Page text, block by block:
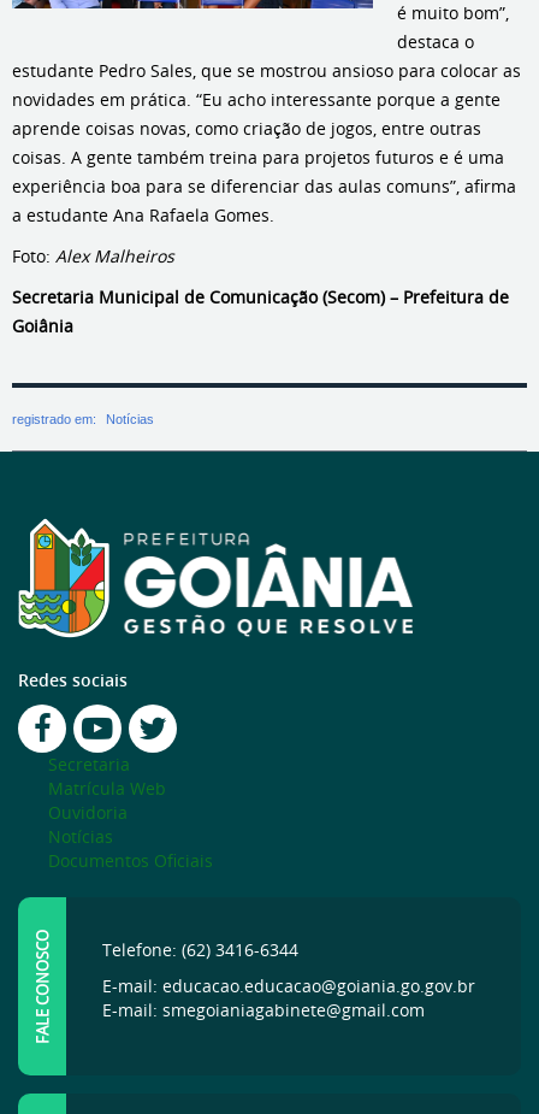
é muito bom”,
destaca o
estudante Pedro Sales, que se mostrou ansioso para colocar as
novidades em prática. “Eu acho interessante porque a gente
aprende coisas novas, como criação de jogos, entre outras
coisas. A gente também treina para projetos futuros e é uma
experiência boa para se diferenciar das aulas comuns”, afirma
a estudante Ana Rafaela Gomes.
Foto: Alex Malheiros
Secretaria Municipal de Comunicação (Secom) – Prefeitura de
Goiânia
registrado em: Notícias
Redes sociais
Secretaria
Matrícula Web
Ouvidoria
Notícias
Documentos Oficiais
FALE CONOSCO
Telefone: (62) 3416-6344
E-mail: educacao.educacao@goiania.go.gov.br
E-mail: smegoianiagabinete@gmail.com